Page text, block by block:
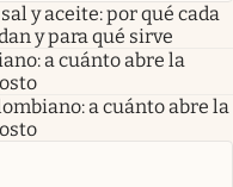
y aceite: por qué cada
y para qué sirve
a cuánto abre la
a cuánto abre la